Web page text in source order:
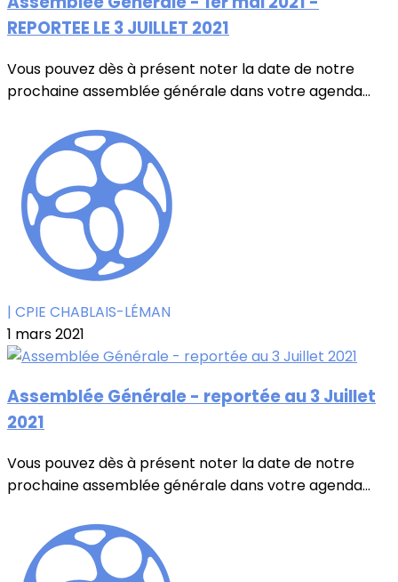
REPORTEE LE 3 JUILLET 2021
Vous pouvez dès à présent noter la date de notre
prochaine assemblée générale dans votre agenda...
| CPIE CHABLAIS-LÉMAN
1 mars 2021
Assemblée Générale - reportée au 3 Juillet
2021
Vous pouvez dès à présent noter la date de notre
prochaine assemblée générale dans votre agenda...